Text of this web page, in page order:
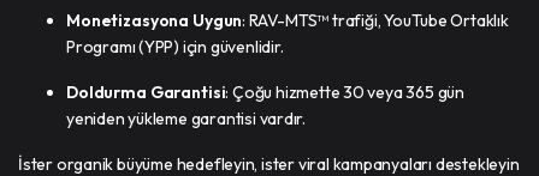
Monetizasyona Uygun: RAV-MTS™ trafiği, YouTube Ortaklık
Programı (YPP) için güvenlidir.
Doldurma Garantisi: Çoğu hizmette 30 veya 365 gün
yeniden yükleme garantisi vardır.
İster organik büyüme hedefleyin, ister viral kampanyaları destekleyin